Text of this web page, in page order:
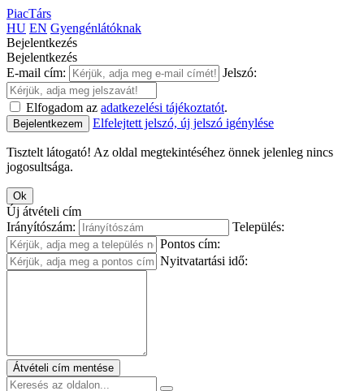
PiacTárs
HU EN Gyengénlátóknak
Bejelentkezés
Bejelentkezés
E-mail cím:
Jelszó:
Elfogadom az adatkezelési tájékoztatót.
Bejelentkezem Elfelejtett jelszó, új jelszó igénylése
Tisztelt látogató! Az oldal megtekintéséhez önnek jelenleg nincs
jogosultsága.
Ok
Új átvételi cím
Irányítószám:
Település:
Pontos cím:
Nyitvatartási idő:
Átvételi cím mentése